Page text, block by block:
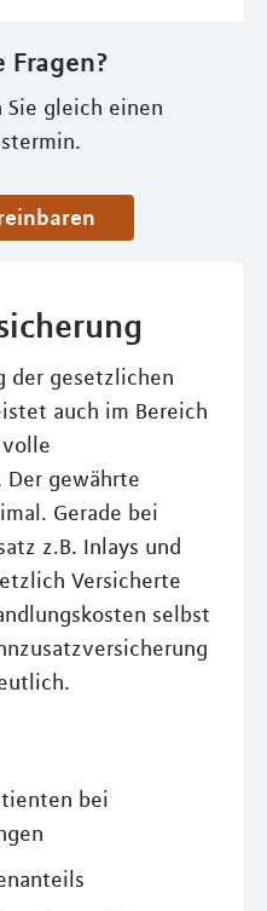
Fragen?
Sie gleich einen
der gesetzlichen
auch im Bereich
Der gewährte
Gerade bei
z.B. Inlays und
Versicherte
selbst
bei